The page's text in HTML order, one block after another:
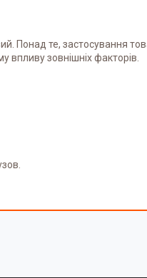
Понад те, застосування
зовнішніх факторів.